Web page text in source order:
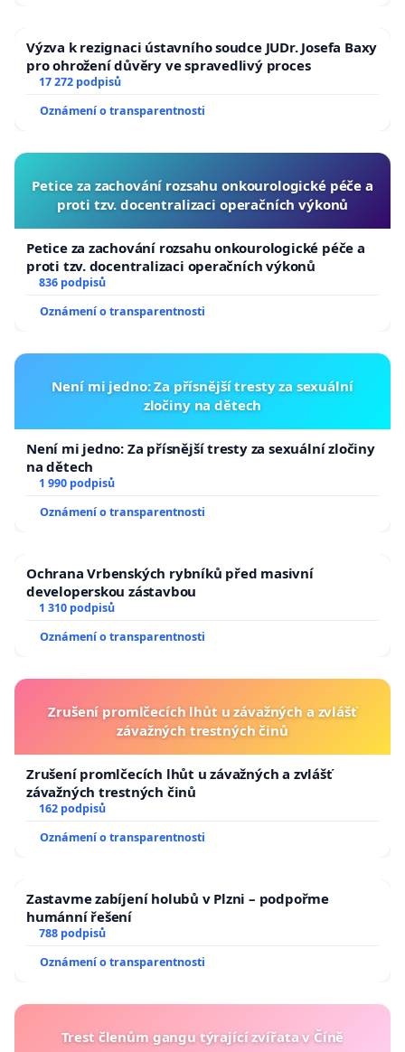
Výzva k rezignaci ústavního soudce JUDr. Josefa Baxy
pro ohrožení důvěry ve spravedlivý proces
17 272 podpisů
Oznámení o transparentnosti
Petice za zachování rozsahu onkourologické péče a
proti tzv. docentralizaci operačních výkonů
Petice za zachování rozsahu onkourologické péče a
proti tzv. docentralizaci operačních výkonů
836 podpisů
Oznámení o transparentnosti
Není mi jedno: Za přísnější tresty za sexuální
zločiny na dětech
Není mi jedno: Za přísnější tresty za sexuální zločiny
na dětech
1 990 podpisů
Oznámení o transparentnosti
Ochrana Vrbenských rybníků před masivní
developerskou zástavbou
1 310 podpisů
Oznámení o transparentnosti
Zrušení promlčecích lhůt u závažných a zvlášť
závažných trestných činů
Zrušení promlčecích lhůt u závažných a zvlášť
závažných trestných činů
162 podpisů
Oznámení o transparentnosti
Zastavme zabíjení holubů v Plzni – podpořme
humánní řešení
788 podpisů
Oznámení o transparentnosti
Trest členům gangu týrající zvířata v Číně